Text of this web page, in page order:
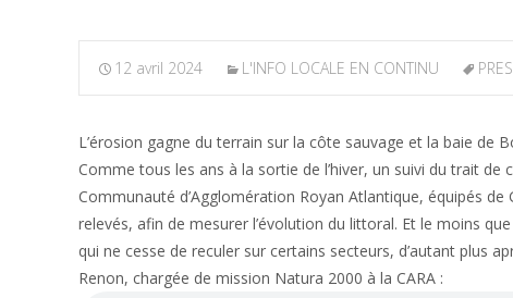
12 avril 2024 L'INFO LOCALE EN CONTINU
L’érosion gagne du terrain sur la côte sauvage et la baie de
Comme tous les ans à la sortie de l’hiver, un suivi du trait
Communauté d’Agglomération Royan Atlantique, équipés
relevés, afin de mesurer l’évolution du littoral. Et le moins
qui ne cesse de reculer sur certains secteurs, d’autant plus
Renon, chargée de mission Natura 2000 à la CARA :